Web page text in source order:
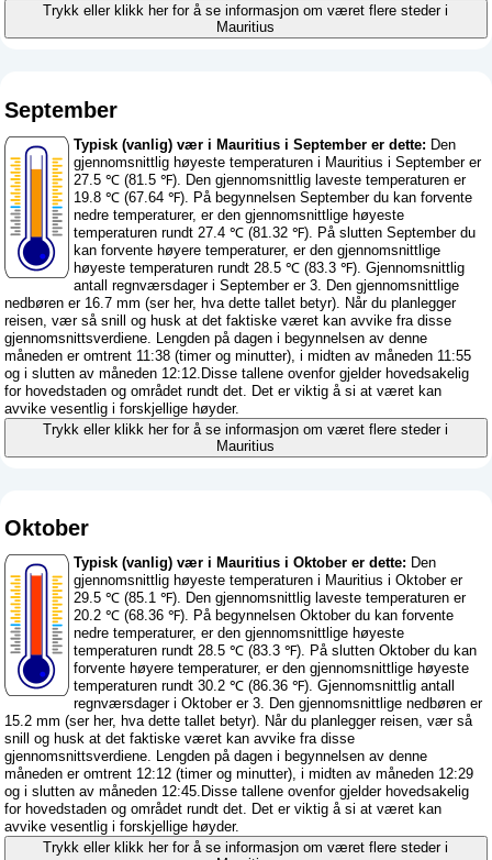
Trykk eller klikk her for å se informasjon om været flere steder i
Mauritius
September
Typisk (vanlig) vær i Mauritius i September er dette: Den
gjennomsnittlig høyeste temperaturen i Mauritius i September er
27.5 ℃ (81.5 ℉). Den gjennomsnittlig laveste temperaturen er
19.8 ℃ (67.64 ℉). På begynnelsen September du kan forvente
nedre temperaturer, er den gjennomsnittlige høyeste
temperaturen rundt 27.4 ℃ (81.32 ℉). På slutten September du
kan forvente høyere temperaturer, er den gjennomsnittlige
høyeste temperaturen rundt 28.5 ℃ (83.3 ℉). Gjennomsnittlig
antall regnværsdager i September er 3. Den gjennomsnittlige
nedbøren er 16.7 mm (ser her, hva dette tallet betyr). Når du planlegger
reisen, vær så snill og husk at det faktiske været kan avvike fra disse
gjennomsnittsverdiene. Lengden på dagen i begynnelsen av denne
måneden er omtrent 11:38 (timer og minutter), i midten av måneden 11:55
og i slutten av måneden 12:12.Disse tallene ovenfor gjelder hovedsakelig
for hovedstaden og området rundt det. Det er viktig å si at været kan
avvike vesentlig i forskjellige høyder.
Trykk eller klikk her for å se informasjon om været flere steder i
Mauritius
Oktober
Typisk (vanlig) vær i Mauritius i Oktober er dette: Den
gjennomsnittlig høyeste temperaturen i Mauritius i Oktober er
29.5 ℃ (85.1 ℉). Den gjennomsnittlig laveste temperaturen er
20.2 ℃ (68.36 ℉). På begynnelsen Oktober du kan forvente
nedre temperaturer, er den gjennomsnittlige høyeste
temperaturen rundt 28.5 ℃ (83.3 ℉). På slutten Oktober du kan
forvente høyere temperaturer, er den gjennomsnittlige høyeste
temperaturen rundt 30.2 ℃ (86.36 ℉). Gjennomsnittlig antall
regnværsdager i Oktober er 3. Den gjennomsnittlige nedbøren er
15.2 mm (ser her, hva dette tallet betyr). Når du planlegger reisen, vær så
snill og husk at det faktiske været kan avvike fra disse
gjennomsnittsverdiene. Lengden på dagen i begynnelsen av denne
måneden er omtrent 12:12 (timer og minutter), i midten av måneden 12:29
og i slutten av måneden 12:45.Disse tallene ovenfor gjelder hovedsakelig
for hovedstaden og området rundt det. Det er viktig å si at været kan
avvike vesentlig i forskjellige høyder.
Trykk eller klikk her for å se informasjon om været flere steder i